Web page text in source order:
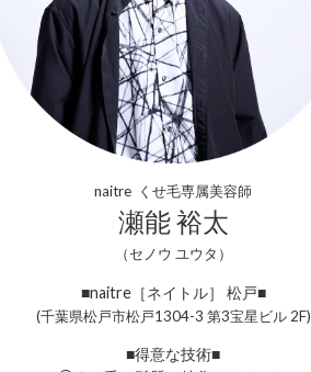
naitre くせ毛専属美容師
瀬能 裕太
（セノウ ユウタ）
■naitre［ネイトル］ 松戸■
(千葉県松戸市松戸1304-3 第3宝星ビル 2F)
■得意な技術■